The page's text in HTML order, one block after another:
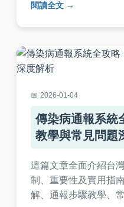
黴漿菌感染。
閱讀全文
2026-01-04
傳染病通報系統
教學與常見問題
這篇文章全面介紹台
制、重要性及實用指
解、通報步驟教學、